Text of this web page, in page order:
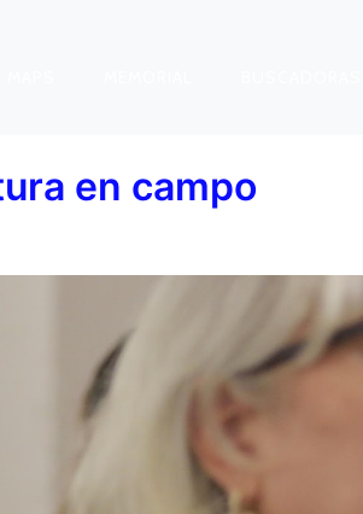
en campo